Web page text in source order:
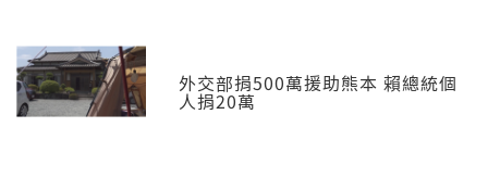
外交部捐500萬援助熊本 賴總統個
人捐20萬